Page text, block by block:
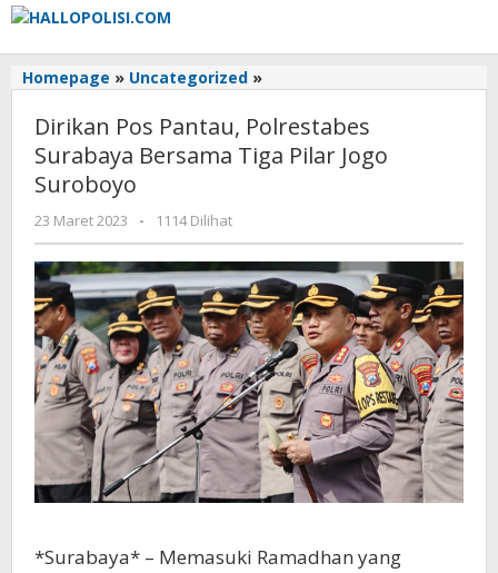
Lewati
konten
Homepage » Uncategorized »Dirikan
Pantau,
Polrestabes
Surabaya
Pilar
Jogo
Suroboyo
Dirikan Pos Pantau, Polrestabes
Surabaya Bersama Tiga Pilar Jogo
Suroboyo
23 Maret 2023
oleh
Adhis
- 1114 Dilihat
*Surabaya* – Memasuki Ramadhan yang